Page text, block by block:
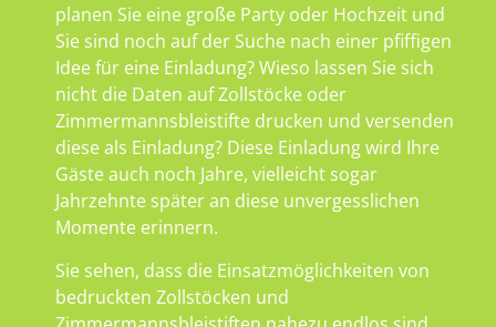
planen Sie eine große Party oder Hochzeit und
Sie sind noch auf der Suche nach einer pfiffigen
Idee für eine Einladung? Wieso lassen Sie sich
nicht die Daten auf Zollstöcke oder
Zimmermannsbleistifte drucken und versenden
diese als Einladung? Diese Einladung wird Ihre
Gäste auch noch Jahre, vielleicht sogar
Jahrzehnte später an diese unvergesslichen
Momente erinnern.
Sie sehen, dass die Einsatzmöglichkeiten von
bedruckten Zollstöcken und